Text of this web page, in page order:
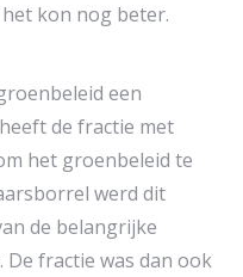
kon nog beter.
een
de fractie met
het groenbeleid te
werd dit
de belangrijke
fractie was dan ook